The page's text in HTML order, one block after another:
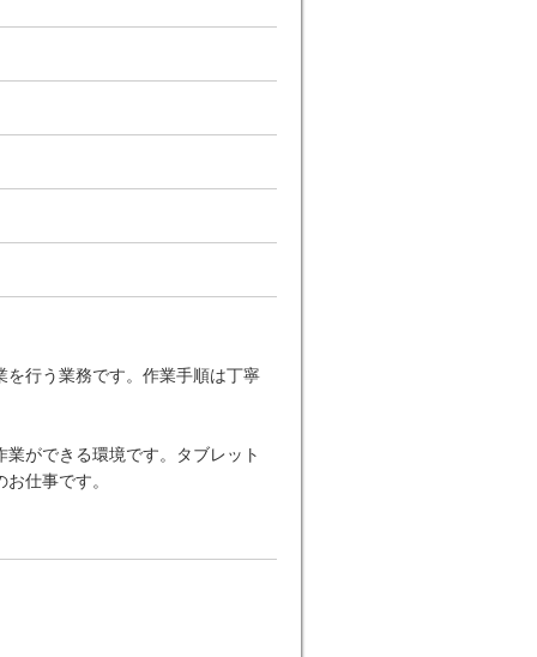
行う業務です。作業手順は丁寧
ができる環境です。タブレット
仕事です。